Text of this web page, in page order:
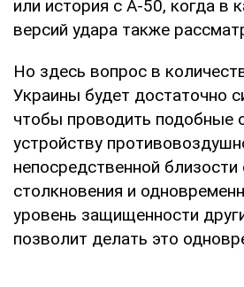
или история с А-50, когда в
версий удара также
Но здесь вопрос в
Украины будет достаточно
чтобы проводить подобные
устройству
непосредственной близости
столкновения и
уровень защищенности
позволит делать это